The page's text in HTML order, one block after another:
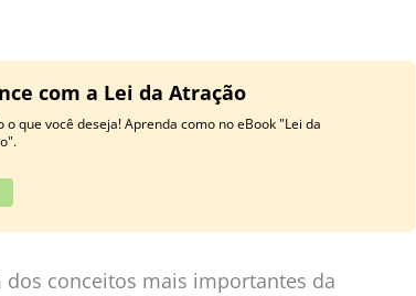
com a Lei da Atração
que você deseja! Aprenda como no eBook "Lei da
dos conceitos mais importantes da